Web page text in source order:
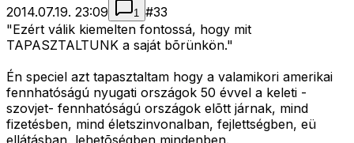
2014.07.19. 23:09
1 #33
"Ezért válik kiemelten fontossá, hogy mit
TAPASZTALTUNK a saját bõrünkön."
Én speciel azt tapasztaltam hogy a valamikori amerikai
fennhatóságú nyugati országok 50 évvel a keleti -
szovjet- fennhatóságú országok elõtt járnak, mind
fizetésben, mind életszinvonalban, fejlettségben, eü